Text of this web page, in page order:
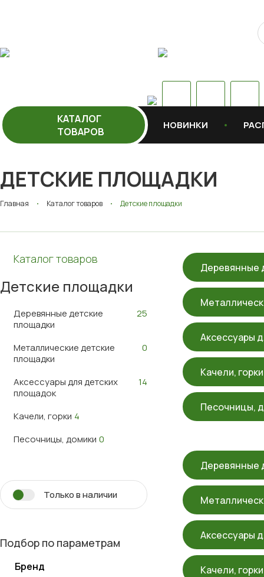
КАТАЛОГ
ТОВАРОВ
НОВИНКИ
ДЕТСКИЕ ПЛОЩАДКИ
Главная Каталог товаров Детские площадки
Каталог товаров
Детские площадки
Деревянные детские
площадки
25
Металлические детские
площадки
0
Аксессуары для детских
площадок
14
Качели, горки 4
Песочницы, домики 0
Только в наличии
Подбор по параметрам
Бренд
Деревянные
Аксессуары
Качели, горки
Песочницы,
Деревянные
Аксессуары
Качели, горки